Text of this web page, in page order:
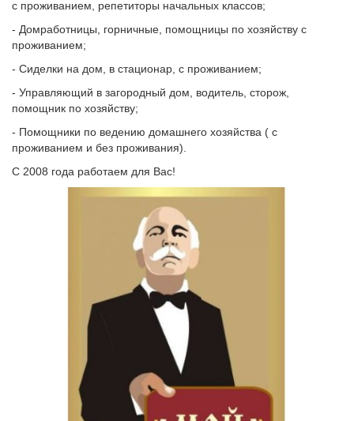
с проживанием, репетиторы начальных классов;
- Домработницы, горничные, помощницы по хозяйству с
проживанием;
- Сиделки на дом, в стационар, с проживанием;
- Управляющий в загородный дом, водитель, сторож,
помощник по хозяйству;
- Помощники по ведению домашнего хозяйства ( с
проживанием и без проживания).
С 2008 года работаем для Вас!